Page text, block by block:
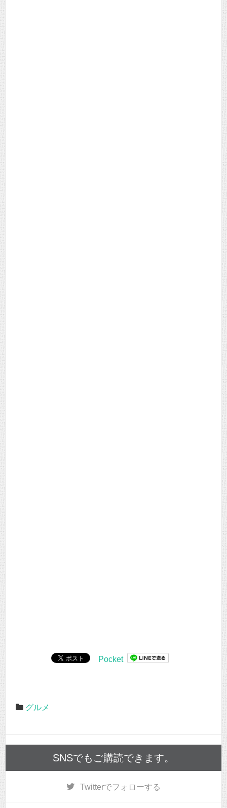
Pocket
グルメ
SNSでもご購読できます。
Twitterでフォローする